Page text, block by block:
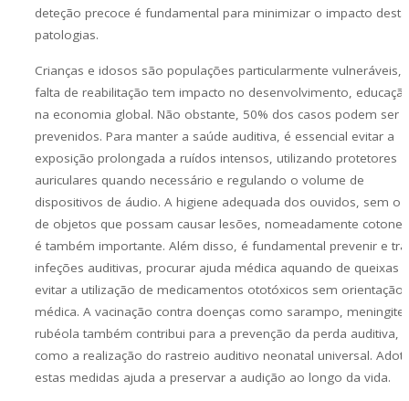
deteção precoce é fundamental para minimizar o impacto
patologias.
Crianças e idosos são populações particularmente vulneráveis,
falta de reabilitação tem impacto no desenvolvimento,
na economia global. Não obstante, 50% dos casos podem ser
prevenidos. Para manter a saúde auditiva, é essencial evitar a
exposição prolongada a ruídos intensos, utilizando protetores
auriculares quando necessário e regulando o volume de
dispositivos de áudio. A higiene adequada dos ouvidos, sem o
de objetos que possam causar lesões, nomeadamente
é também importante. Além disso, é fundamental prevenir e
infeções auditivas, procurar ajuda médica aquando de queixas e
evitar a utilização de medicamentos ototóxicos sem orientação
médica. A vacinação contra doenças como sarampo, meningite
rubéola também contribui para a prevenção da perda auditiva,
como a realização do rastreio auditivo neonatal universal.
estas medidas ajuda a preservar a audição ao longo da vida.